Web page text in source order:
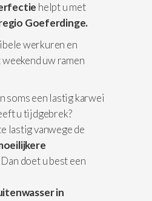
helpt u met
Goeferdinge.
werkuren en
uw ramen
soms een lastig karwei
u tijdgebrek?
lastig vanwege de
Dan doet u best een
in